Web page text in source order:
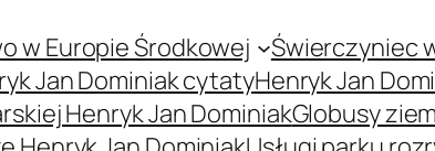
w Europie Środkowej
Świerczyniec
Jan Dominiak cytatyHenryk Jan
Henryk Jan DominiakGlobusy